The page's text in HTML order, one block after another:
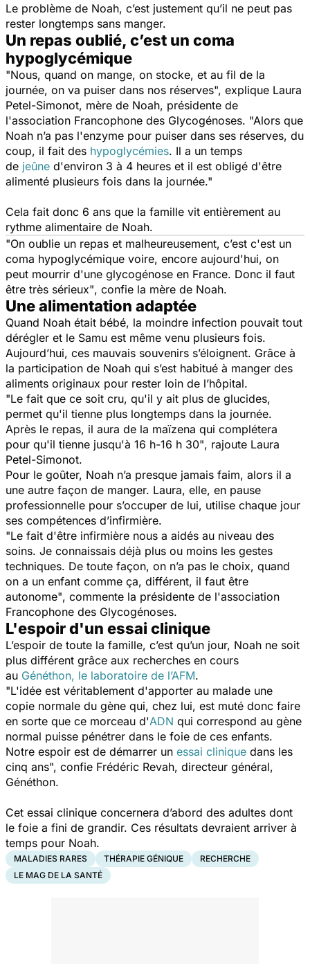
Le problème de Noah, c’est justement qu’il ne peut pas
rester longtemps sans manger.
Un repas oublié, c’est un coma
hypoglycémique
"Nous, quand on mange, on stocke, et au fil de la
journée, on va puiser dans nos réserves", explique Laura
Petel-Simonot, mère de Noah, présidente de
l'association Francophone des Glycogénoses. "Alors que
Noah n’a pas l'enzyme pour puiser dans ses réserves, du
coup, il fait des hypoglycémies. Il a un temps
de jeûne d'environ 3 à 4 heures et il est obligé d'être
alimenté plusieurs fois dans la journée."
Cela fait donc 6 ans que la famille vit entièrement au
rythme alimentaire de Noah.
"On oublie un repas et malheureusement, c’est c'est un
coma hypoglycémique voire, encore aujourd'hui, on
peut mourrir d'une glycogénose en France. Donc il faut
être très sérieux", confie la mère de Noah.
Une alimentation adaptée
Quand Noah était bébé, la moindre infection pouvait tout
dérégler et le Samu est même venu plusieurs fois.
Aujourd’hui, ces mauvais souvenirs s’éloignent. Grâce à
la participation de Noah qui s’est habitué à manger des
aliments originaux pour rester loin de l’hôpital.
"Le fait que ce soit cru, qu'il y ait plus de glucides,
permet qu'il tienne plus longtemps dans la journée.
Après le repas, il aura de la maïzena qui complétera
pour qu'il tienne jusqu'à 16 h-16 h 30", rajoute Laura
Petel-Simonot.
Pour le goûter, Noah n’a presque jamais faim, alors il a
une autre façon de manger. Laura, elle, en pause
professionnelle pour s’occuper de lui, utilise chaque jour
ses compétences d’infirmière.
"Le fait d'être infirmière nous a aidés au niveau des
soins. Je connaissais déjà plus ou moins les gestes
techniques. De toute façon, on n’a pas le choix, quand
on a un enfant comme ça, différent, il faut être
autonome", commente la présidente de l'association
Francophone des Glycogénoses.
L'espoir d'un essai clinique
L’espoir de toute la famille, c’est qu’un jour, Noah ne soit
plus différent grâce aux recherches en cours
au Généthon, le laboratoire de l’AFM.
"L'idée est véritablement d'apporter au malade une
copie normale du gène qui, chez lui, est muté donc faire
en sorte que ce morceau d'ADN qui correspond au gène
normal puisse pénétrer dans le foie de ces enfants.
Notre espoir est de démarrer un essai clinique dans les
cinq ans", confie Frédéric Revah, directeur général,
Généthon.
Cet essai clinique concernera d’abord des adultes dont
le foie a fini de grandir. Ces résultats devraient arriver à
temps pour Noah.
MALADIES RARES THÉRAPIE GÉNIQUE
RECHERCHE
LE MAG DE LA SANTÉ